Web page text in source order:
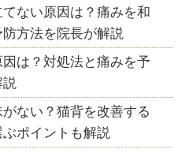
ない原因は？痛みを和
方法を院長が解説
は？対処法と痛みを予
説
ない？猫背を改善する
ポイントも解説